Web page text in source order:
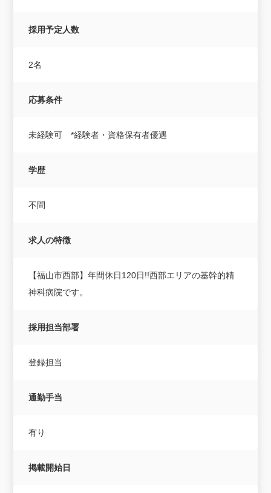
採用予定人数
2名
応募条件
未経験可 *経験者・資格保有者優遇
学歴
不問
求人の特徴
【福山市西部】年間休日120日!!西部エリアの基幹的精
神科病院です。
採用担当部署
登録担当
通勤手当
有り
掲載開始日